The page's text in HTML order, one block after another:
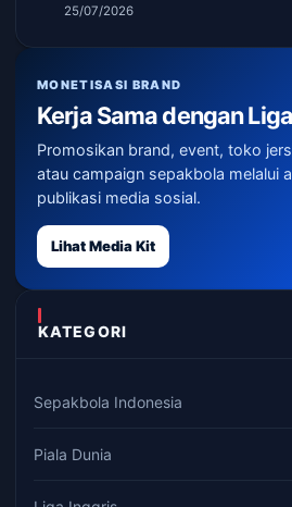
25/07/2026
MONETISASI BRAND
Kerja Sama dengan
Promosikan brand, event, toko
atau campaign sepakbola melalui
publikasi media sosial.
Lihat Media Kit
KATEGORI
Sepakbola Indonesia
Piala Dunia